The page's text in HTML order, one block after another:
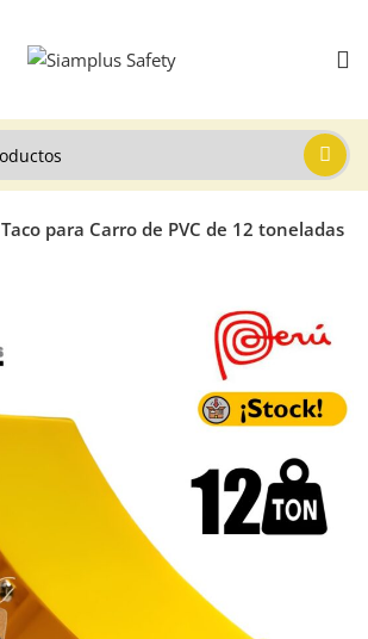
Taco para Carro de PVC de 12 toneladas